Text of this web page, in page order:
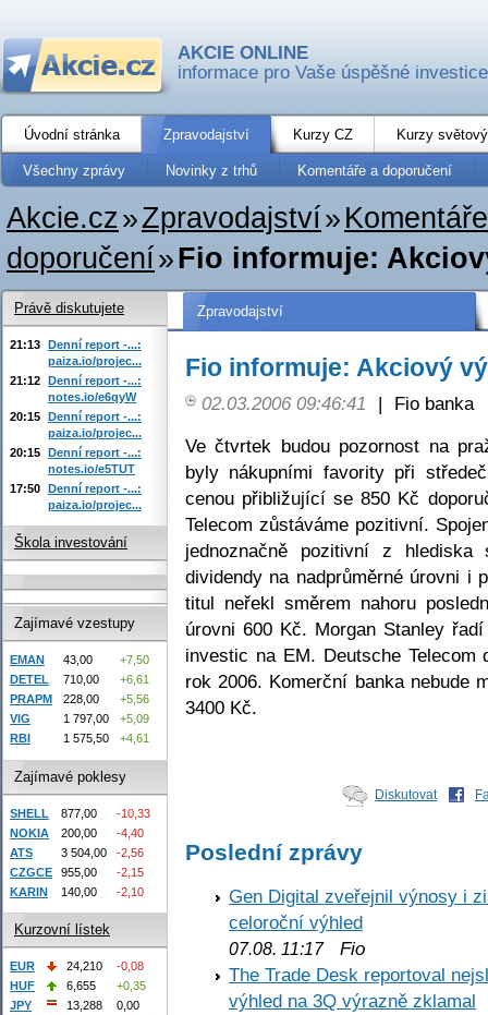
AKCIE ONLINE
informace pro Vaše úspěšné investice
Úvodní stránka Zpravodajství Kurzy CZ Kurzy
Všechny zprávy Novinky z trhů Komentáře a doporučení
Akcie.cz»Zpravodajství»
doporučení»Fio informuje:
Zpravodajství
Fio informuje: Akciový
02.03.2006 09:46:41 |
Fio banka
Ve čtvrtek budou pozornost na
byly nákupními favority při
cenou přibližující se 850 Kč
Telecom zůstáváme pozitivní.
jednoznačně pozitivní z
dividendy na nadprůměrné úrovni i
titul neřekl směrem nahoru
úrovni 600 Kč. Morgan Stanley
investic na EM. Deutsche
rok 2006. Komerční banka
3400 Kč.
Diskutovat
Poslední zprávy
Gen Digital zveřejnil výnosy i
celoroční výhled
07.08. 11:17Fio
The Trade Desk reportoval
výhled na 3Q výrazně zklamal
Právě diskutujete
21:13 Denní report -...:
paiza.io/projec...
21:12 Denní report -...:
notes.io/e6qyW
20:15 Denní report -...:
paiza.io/projec...
20:15 Denní report -...:
notes.io/e5TUT
17:50 Denní report -...:
paiza.io/projec...
Škola investování
Zajímavé vzestupy
EMAN 43,00
+7,50
DETEL
710,00
+6,61
PRAPM
228,00
+5,56
VIG
1 797,00
+5,09
RBI
1 575,50 +4,61
Zajímavé poklesy
SHELL 877,00
-10,33
NOKIA
200,00
-4,40
ATS
3 504,00
-2,56
CZGCE
955,00
-2,15
KARIN
140,00 -2,10
Kurzovní lístek
EUR 24,210
-0,08
HUF
6,655
+0,35
JPY
13,288
0,00